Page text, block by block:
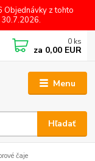
z tohto
Menu
Hľadať
0 ks
za 0,00 EUR
čaje